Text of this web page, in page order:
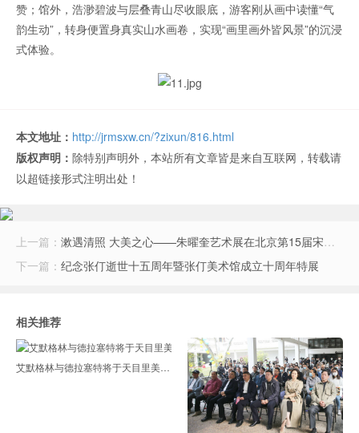
赞；馆外，浩渺碧波与层叠青山尽收眼底，游客刚从画中读懂“气
韵生动”，转身便置身真实山水画卷，实现“画里画外皆风景”的沉浸
式体验。
本文地址： http://jrmsxw.cn/?zixun/816.html
版权声明： 除特别声明外，本站所有文章皆是来自互联网，转载请
以超链接形式注明出处！
上一篇： 漱遇清照 大美之心——朱曜奎艺术展在北京第15届宋庄文化艺术季开幕
下一篇： 纪念张仃逝世十五周年暨张仃美术馆成立十周年特展
相关推荐
艾默格林与德拉塞特将于天目里美术馆呈现全新个展“拂晓”